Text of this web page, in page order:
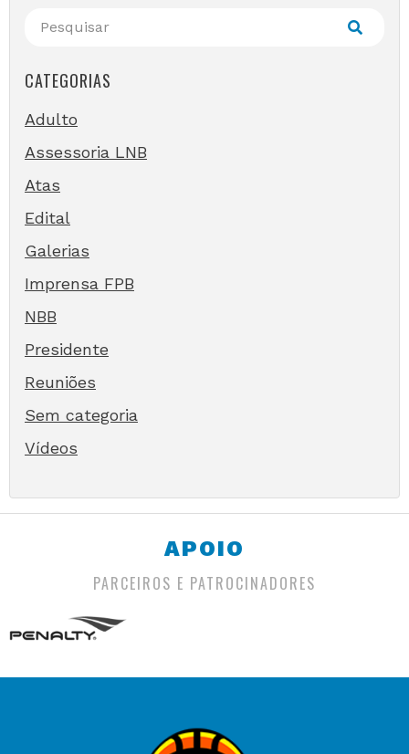
CATEGORIAS
Adulto
Assessoria LNB
Atas
Edital
Galerias
Imprensa FPB
NBB
Presidente
Reuniões
Sem categoria
Vídeos
APOIO
PARCEIROS E PATROCINADORES